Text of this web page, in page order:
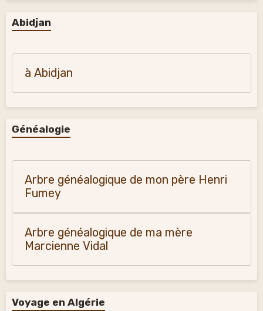
Abidjan
à Abidjan
Généalogie
Arbre généalogique de mon père Henri
Fumey
Arbre généalogique de ma mère
Marcienne Vidal
Voyage en Algérie